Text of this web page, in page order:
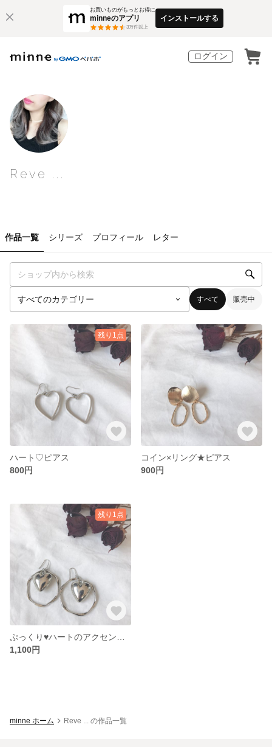
お買いものがもっとお得に
minneのアプリ
3万件以上
インストールする
ログイン
Reve ...
作品一覧 シリーズ プロフィール レター
すべて 販売中
残り1点
ハート♡ピアス
800円
コイン×リング★ピアス
900円
残り1点
1,100円
minne ホーム Reve ... の作品一覧